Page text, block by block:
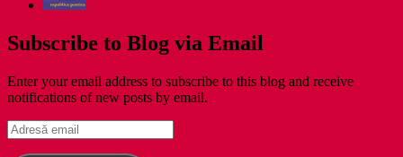
Subscribe to Blog via Email
Enter your email address to subscribe to this blog and receive
notifications of new posts by email.
Adresă
email